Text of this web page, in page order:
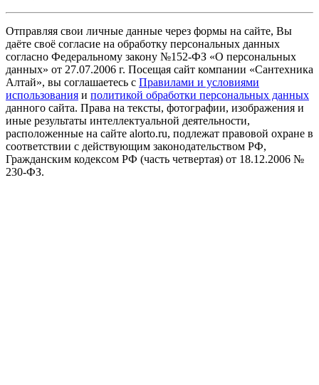
Отправляя свои личные данные через формы на сайте, Вы
даёте своё согласие на обработку персональных данных
согласно Федеральному закону №152-ФЗ «О персональных
данных» от 27.07.2006 г. Посещая сайт компании «Cантехника
Алтай», вы соглашаетесь с Правилами и условиями
использования и политикой обработки персональных данных
данного сайта. Права на тексты, фотографии, изображения и
иные результаты интеллектуальной деятельности,
расположенные на сайте alorto.ru, подлежат правовой охране в
соответствии с действующим законодательством РФ,
Гражданским кодексом РФ (часть четвертая) от 18.12.2006 №
230-ФЗ.